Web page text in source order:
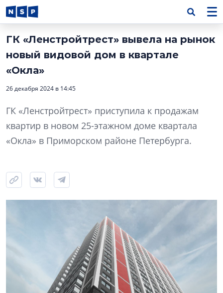
ГК «Ленстройтрест» вывела на рынок
новый видовой дом в квартале
«Окла»
26 декабря 2024 в 14:45
ГК «Ленстройтрест» приступила к продажам
квартир в новом 25-этажном доме квартала
«Окла» в Приморском районе Петербурга.